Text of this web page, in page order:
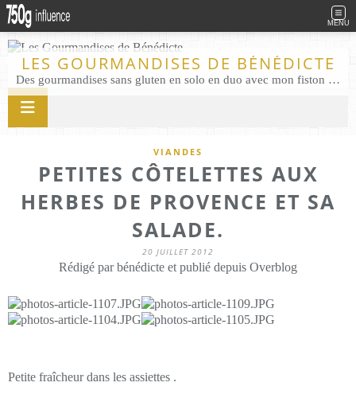
MENU
LES GOURMANDISES DE BÉNÉDICTE
Des gourmandises sans gluten en solo en duo avec mon fiston . Salé comme Sucré sans gluten éco responsable Les Gourmandises de Bénédicte gâteau produits locaux
VIANDES
PETITES CÔTELETTES AUX
HERBES DE PROVENCE ET SA
SALADE.
20 JUILLET 2012
Rédigé par bénédicte et publié depuis Overblog
Petite fraîcheur dans les assiettes .